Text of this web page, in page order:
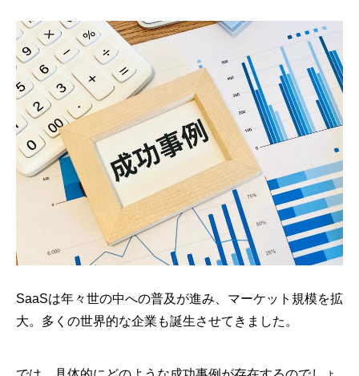
SaaSは年々世の中への普及が進み、マーケット規模を拡
大。多くの世界的な企業も誕生させてきました。